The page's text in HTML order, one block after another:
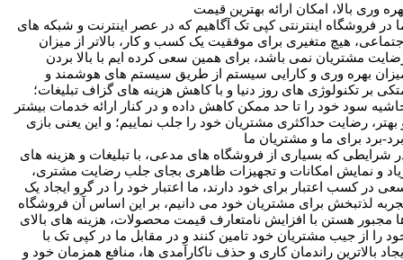
وری بالا، امکان ارائه بهترین قیمت
در فروشگاه اینترنتی کپی تک آگاهیم که در عصر اینترنت و شبکه های
هیچ متغیری برای موفقیت یک کسب و کار، بالاتر از میزان
مشتریان نمی باشد، برای همین سعی کرده ایم با بالا بردن
بهره وری و کارایی سیستم از طریق سیستم های هوشمند و
بر تکنولوژی های روز دنیا و با کاهش هزینه های گزاف تبلیغات؛
سود خود را تا حد ممکن کاهش داده و در کنار ارائه خدمات بیشتر
بهتر، رضایت حداکثری مشتریان خود را جلب نماییم؛ و این یعنی بازی
شرایطی که بسیاری از فروشگاه های مدعی، با تبلیغات و هزینه های
و نمایش امکانات و تجهیزات ظاهری بجای جلب رضایت مشتری،
در کسب اعتبار برای خود دارند، ما اعتبار خود را در گرو ایجاد یک
لذتبخش برای مشتریان خود می دانیم، بر این اساس آن فروشگاه
مجبور هستن با افزایش نامتعارف قیمت محصولات، هزینه های بالای
را از جیب مشتریان خود تامین کنند و در مقابل ما در کپی تک با
بالاترین راندمان کاری و حذف ناکارآمدی ها، منافع همزمان خود و